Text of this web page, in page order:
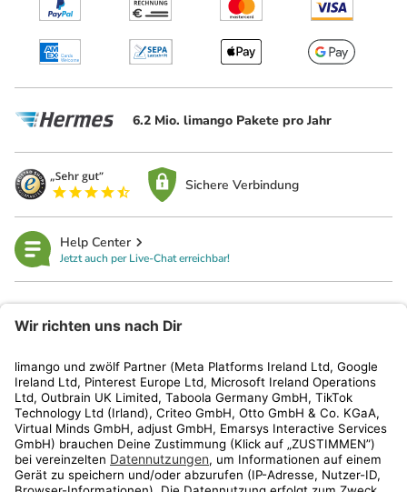
6.2 Mio. limango Pakete pro Jahr
Sichere Verbindung
Help Center
Jetzt auch per Live-Chat erreichbar!
Kundenservice
Shop
Aktionen